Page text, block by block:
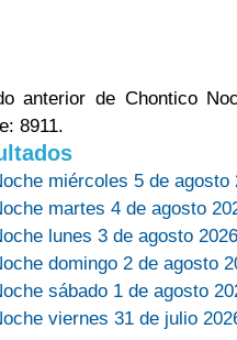
anterior de Chontico
8911.
miércoles 5 de agosto
martes 4 de agosto
lunes 3 de agosto 2026
domingo 2 de agosto
sábado 1 de agosto
viernes 31 de julio